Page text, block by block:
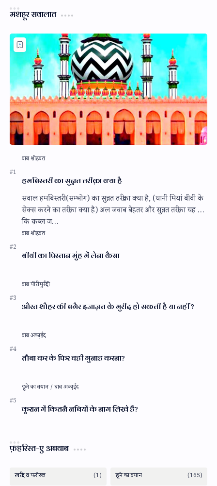
मशहूर सवालात
हमबिस्तरी का सुन्नत तरीक़ा क्या है
सवाल हमबिस्तरी (सम्भोग) का सुन्नत तरीक़ा क्या है, (यानी मियां बीवी के
सेक्स करने का तरीक़ा क्या है) अल जवाब बेहतर और सुन्नत तरीक़ा यह है
कि क़ब्ल ज…
बीवी का पिस्तान मुंह में लेना कैसा
औरत शौहर की बगैर इजाज़त के मुरीद हो सकती है या नहीं ?
तौबा कर के फिर वही गुनाह करना?
कुरान में कितनै नबियों के नाम लिखे हैं?
फ़हरिस्त-ए अबवाब